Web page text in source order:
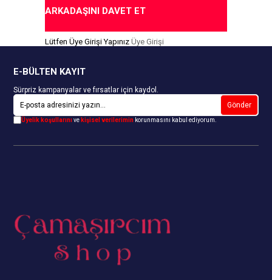
ARKADAŞINI DAVET ET
Lütfen Üye Girişi Yapınız Üye Girişi
E-BÜLTEN KAYIT
Sürpriz kampanyalar ve fırsatlar için kaydol.
Gönder
Üyelik koşullarınıve kişisel verilerimin korunmasını kabul ediyorum.